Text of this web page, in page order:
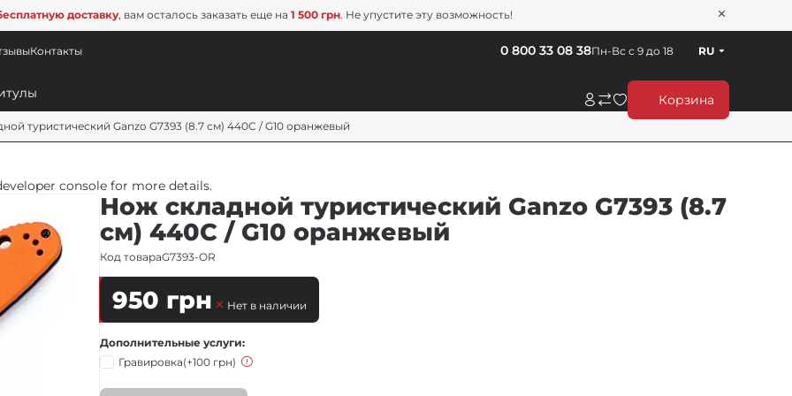
доставку, вам осталось заказать еще на1 500 грн. Не упустите эту возможность!
Корзина
Пн-Вс с 9 до 18
0 800 33 08 38 RU
Контакты
туристический Ganzo G7393 (8.7 см) 440C / G10 оранжевый
console for more details.
Нож складной туристический Ganzo G7393 (8.7
см) 440C / G10 оранжевый
Код товараG7393-OR
950 грн Нет в наличии
Дополнительные услуги
Гравировка(+100 грн)